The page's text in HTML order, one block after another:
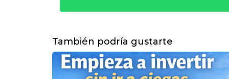
¿Cuánto tiempo puede durar un
año.
¿Cómo saber si estoy pagando
También podría gustarte